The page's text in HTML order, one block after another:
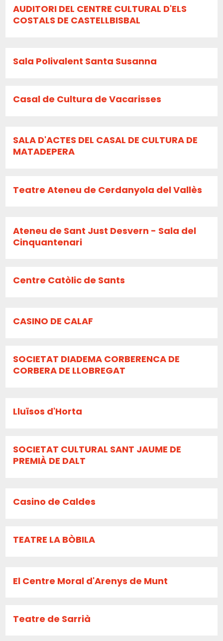
AUDITORI DEL CENTRE CULTURAL D'ELS
COSTALS DE CASTELLBISBAL
Sala Polivalent Santa Susanna
Casal de Cultura de Vacarisses
SALA D'ACTES DEL CASAL DE CULTURA DE
MATADEPERA
Teatre Ateneu de Cerdanyola del Vallès
Ateneu de Sant Just Desvern - Sala del
Cinquantenari
Centre Catòlic de Sants
CASINO DE CALAF
SOCIETAT DIADEMA CORBERENCA DE
CORBERA DE LLOBREGAT
Lluïsos d'Horta
SOCIETAT CULTURAL SANT JAUME DE
PREMIÀ DE DALT
Casino de Caldes
TEATRE LA BÒBILA
El Centre Moral d'Arenys de Munt
Teatre de Sarrià